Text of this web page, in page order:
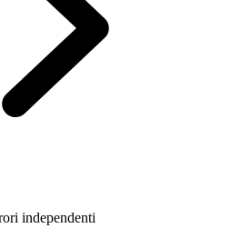
independenti